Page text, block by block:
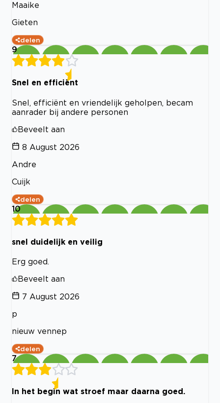
Maaike
Gieten
delen
9
Snel en efficiënt
Snel, efficiënt en vriendelijk geholpen, becam
aanrader bij andere personen
Beveelt aan
8 August 2026
Andre
Cuijk
delen
10
snel duidelijk en veilig
Erg goed.
Beveelt aan
7 August 2026
p
nieuw vennep
delen
7
In het begin wat stroef maar daarna goed.